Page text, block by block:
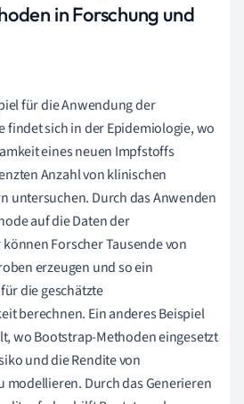
in Forschung und
für die Anwendung der
findet sich in der Epidemiologie, wo
eines neuen Impfstoffs
Anzahl von klinischen
untersuchen. Durch das Anwenden
auf die Daten der
Forscher Tausende von
erzeugen und so ein
die geschätzte
berechnen. Ein anderes Beispiel
wo Bootstrap-Methoden eingesetzt
und die Rendite von
modellieren. Durch das Generieren